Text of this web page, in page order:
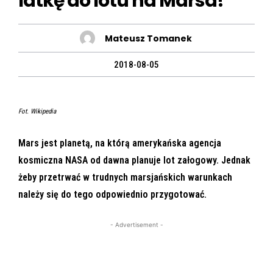
Mateusz Tomanek
2018-08-05
Fot. Wikipedia
Mars jest planetą, na którą amerykańska agencja
kosmiczna NASA od dawna planuje lot załogowy. Jednak
żeby przetrwać w trudnych marsjańskich warunkach
należy się do tego odpowiednio przygotować.
- Advertisement -